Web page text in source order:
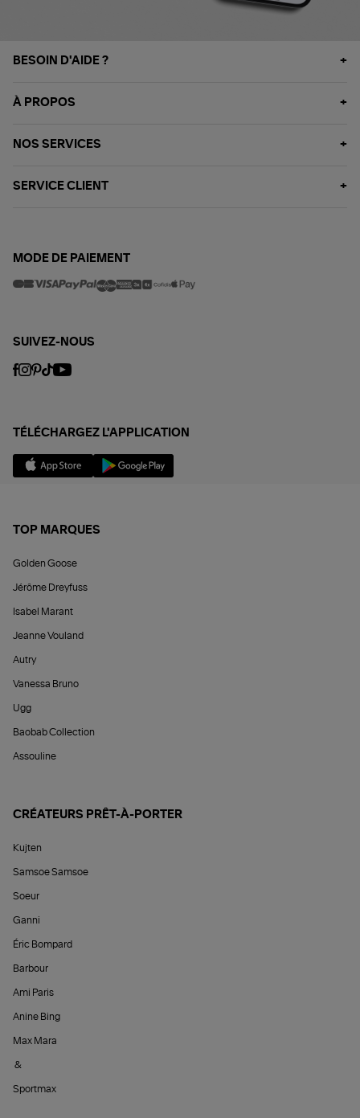
BESOIN D'AIDE ?
À PROPOS
NOS SERVICES
SERVICE CLIENT
MODE DE PAIEMENT
SUIVEZ-NOUS
TÉLÉCHARGEZ L'APPLICATION
TOP MARQUES
Golden Goose
Jérôme Dreyfuss
Isabel Marant
Jeanne Vouland
Autry
Vanessa Bruno
Ugg
Baobab Collection
Assouline
CRÉATEURS PRÊT-À-PORTER
Kujten
Samsoe Samsoe
Soeur
Ganni
Éric Bompard
Barbour
Ami Paris
Anine Bing
Max Mara
&
Sportmax